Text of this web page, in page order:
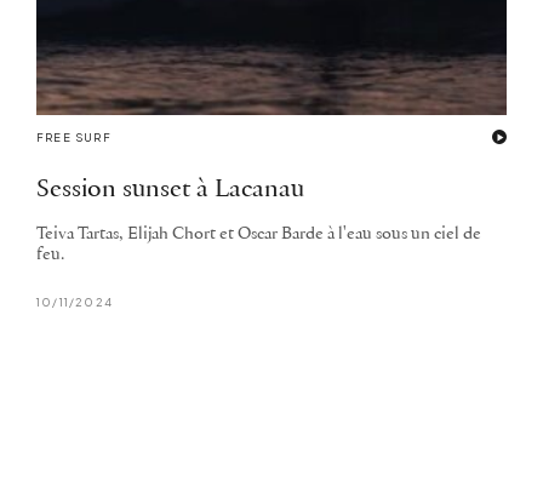
FREE SURF
Session sunset à Lacanau
Teiva Tartas, Elijah Chort et Oscar Barde à l'eau sous un ciel de
feu.
10/11/2024